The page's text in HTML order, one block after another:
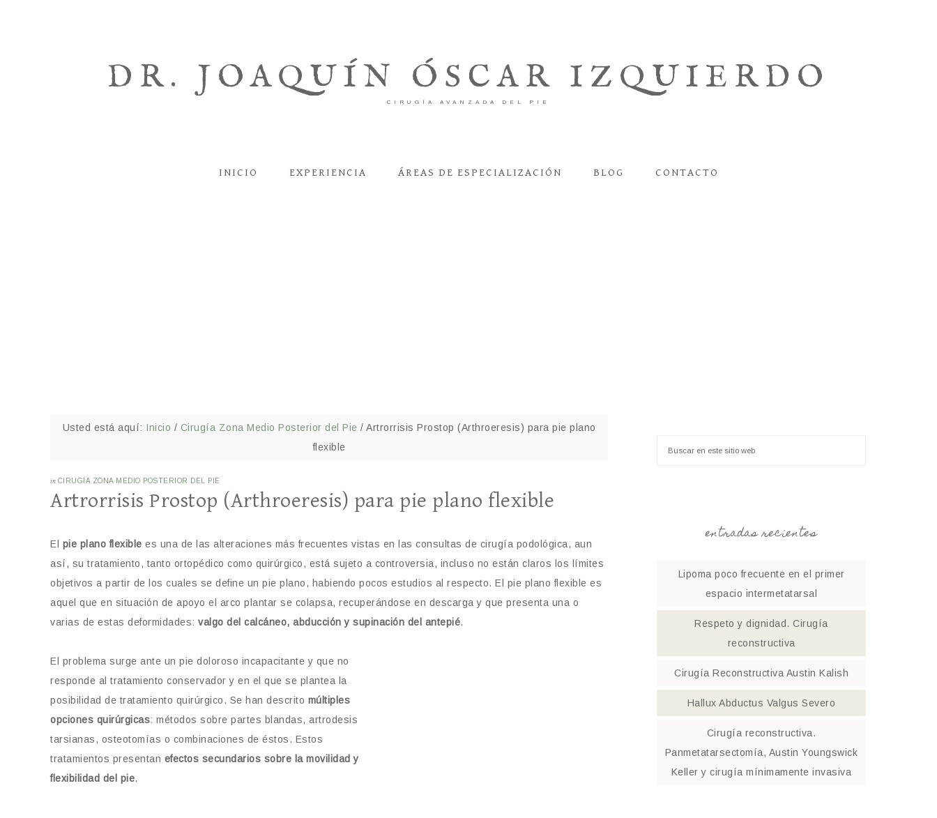
DR. JOAQUÍN ÓSCAR IZQUIERDO
CIRUGÍA AVANZADA DEL PIE
INICIO EXPERIENCIA ÁREAS DE ESPECIALIZACIÓN BLOG CONTACTO
Usted está aquí: Inicio / Cirugía Zona Medio Posterior del Pie / Artrorrisis Prostop (Arthroeresis) para pie plano
flexible
in CIRUGÍA ZONA MEDIO POSTERIOR DEL PIE
Artrorrisis Prostop (Arthroeresis) para pie plano flexible
El pie plano flexible es una de las alteraciones más frecuentes vistas en las consultas de cirugía podológica, aun
así, su tratamiento, tanto ortopédico como quirúrgico, está sujeto a controversia, incluso no están claros los límites
objetivos a partir de los cuales se define un pie plano, habiendo pocos estudios al respecto. El pie plano flexible es
aquel que en situación de apoyo el arco plantar se colapsa, recuperándose en descarga y que presenta una o
varias de estas deformidades: valgo del calcáneo, abducción y supinación del antepié.
El problema surge ante un pie doloroso incapacitante y que no
responde al tratamiento conservador y en el que se plantea la
posibilidad de tratamiento quirúrgico. Se han descrito múltiples
opciones quirúrgicas: métodos sobre partes blandas, artrodesis
tarsianas, osteotomías o combinaciones de éstos. Estos
tratamientos presentan efectos secundarios sobre la movilidad y
flexibilidad del pie.
entradas recientes
Lipoma poco frecuente en el primer
espacio intermetatarsal
Respeto y dignidad. Cirugía
reconstructiva
Cirugía Reconstructiva Austin Kalish
Hallux Abductus Valgus Severo
Cirugía reconstructiva.
Panmetatarsectomía, Austin Youngswick
Keller y cirugía mínimamente invasiva